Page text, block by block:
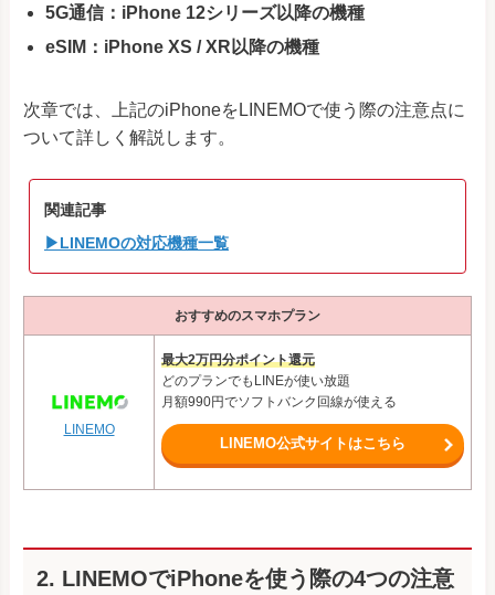
iPhone 12 Pro Max
iPhone 12 Pro
iPhone 13 Pro Max
iPhone 13 Pro
iPhone 14
5G通信：iPhone 12シリーズ以降の機種
eSIM：iPhone XS / XR以降の機種
次章では、上記のiPhoneをLINEMOで使う際の注意点に
ついて詳しく解説します。
関連記事
▶LINEMOの対応機種一覧
おすすめのスマホプラン
LINEMO
最大2万円分ポイント還元
どのプランでもLINEが使い放題
月額990円でソフトバンク回線が使える
LINEMO公式サイトはこちら
2. LINEMOでiPhoneを使う際の4つの注意